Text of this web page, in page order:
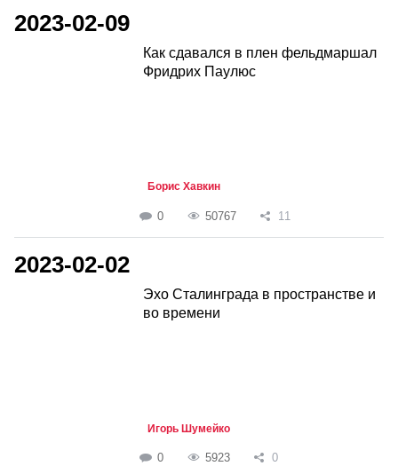
2023-02-09
Как сдавался в плен фельдмаршал
Фридрих Паулюс
Борис Хавкин
0 50767 11
2023-02-02
Эхо Сталинграда в пространстве и
во времени
Игорь Шумейко
0 5923 0